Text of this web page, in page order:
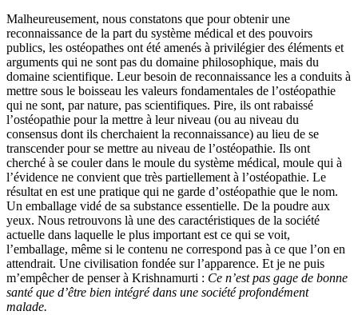
Malheureusement, nous constatons que pour obtenir une
reconnaissance de la part du système médical et des pouvoirs
publics, les ostéopathes ont été amenés à privilégier des éléments et
arguments qui ne sont pas du domaine philosophique, mais du
domaine scientifique. Leur besoin de reconnaissance les a conduits à
mettre sous le boisseau les valeurs fondamentales de l’ostéopathie
qui ne sont, par nature, pas scientifiques. Pire, ils ont rabaissé
l’ostéopathie pour la mettre à leur niveau (ou au niveau du
consensus dont ils cherchaient la reconnaissance) au lieu de se
transcender pour se mettre au niveau de l’ostéopathie. Ils ont
cherché à se couler dans le moule du système médical, moule qui à
l’évidence ne convient que très partiellement à l’ostéopathie. Le
résultat en est une pratique qui ne garde d’ostéopathie que le nom.
Un emballage vidé de sa substance essentielle. De la poudre aux
yeux. Nous retrouvons là une des caractéristiques de la société
actuelle dans laquelle le plus important est ce qui se voit,
l’emballage, même si le contenu ne correspond pas à ce que l’on en
attendrait. Une civilisation fondée sur l’apparence. Et je ne puis
m’empêcher de penser à Krishnamurti : Ce n’est pas gage de bonne
santé que d’être bien intégré dans une société profondément
malade.